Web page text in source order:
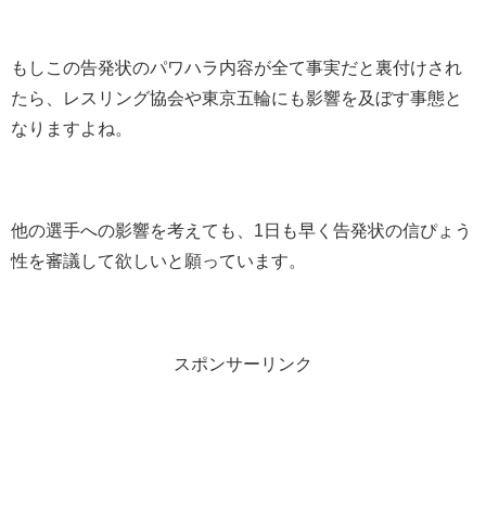
もしこの告発状のパワハラ内容が全て事実だと裏付けされ
たら、レスリング協会や東京五輪にも影響を及ぼす事態と
なりますよね。
他の選手への影響を考えても、1日も早く告発状の信ぴょう
性を審議して欲しいと願っています。
スポンサーリンク